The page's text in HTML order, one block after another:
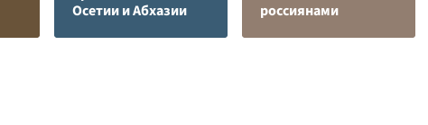
Осетии и Абхазии
россиянами